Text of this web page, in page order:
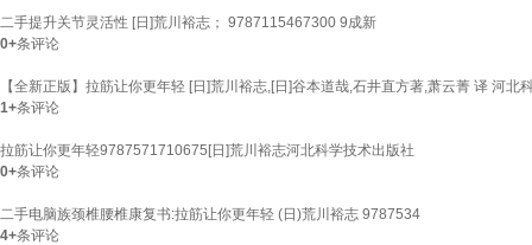
二手提升关节灵活性 [日]荒川裕志； 9787115467300 9成新
0+条评论
【全新正版】拉筋让你更年轻 [日]荒川裕志,[日]谷本道哉,石井直方著,萧云菁 译 河北
1+条评论
拉筋让你更年轻9787571710675[日]荒川裕志河北科学技术出版社
0+条评论
二手电脑族颈椎腰椎康复书:拉筋让你更年轻 (日)荒川裕志 9787534
4+条评论